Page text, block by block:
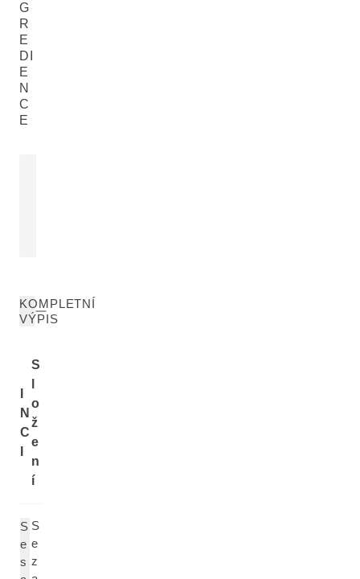
G
R
E
DI
E
N
C
E
KOMPLETNÍ
VÝPIS
N
C
S
o
ž
e
n
í
S
e
s
S
e
z